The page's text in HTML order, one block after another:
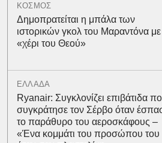
ΚΟΣΜΟΣ
Δημοπρατείται η μπάλα των
ιστορικών γκολ του Μαραντόνα με
«χέρι του Θεού»
ΕΛΛΑΔΑ
Ryanair: Συγκλονίζει επιβάτιδα
συγκράτησε τον Σέρβο όταν
το παράθυρο του αεροσκάφους –
«Ένα κομμάτι του προσώπου του